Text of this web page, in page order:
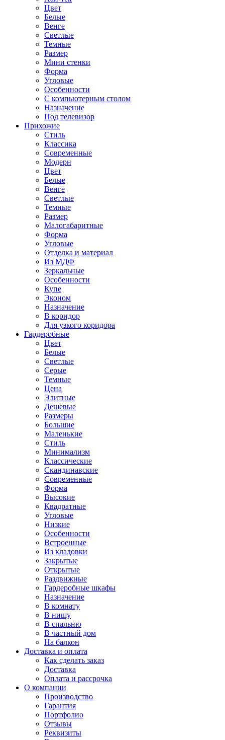
Цвет
Белые
Венге
Светлые
Темные
Размер
Мини стенки
Форма
Угловые
Особенности
С компьютерным столом
Назначение
Под телевизор
Прихожие
Стиль
Классика
Современные
Модерн
Цвет
Белые
Венге
Светлые
Темные
Размер
Малогабаритные
Форма
Угловые
Отделка и материал
Из МДФ
Зеркальные
Особенности
Купе
Эконом
Назначение
В коридор
Для узкого коридора
Гардеробные
Цвет
Белые
Светлые
Серые
Темные
Цена
Элитные
Дешевые
Размеры
Большие
Маленькие
Стиль
Минимализм
Классические
Скандинавские
Современные
Форма
Высокие
Квадратные
Угловые
Низкие
Особенности
Встроенные
Из кладовки
Закрытые
Открытые
Раздвижные
Гардеробные шкафы
Назначение
В комнату
В нишу
В спальню
В частный дом
На балкон
Доставка и оплата
Как сделать заказ
Доставка
Оплата и рассрочка
О компании
Производство
Гарантия
Портфолио
Отзывы
Реквизиты